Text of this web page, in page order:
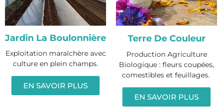
Jardin La Boulonnière
Exploitation maraîchère avec
culture en plein champs.
EN SAVOIR PLUS
Terre De Couleur
Production Agriculture
Biologique : fleurs coupées,
comestibles et feuillages.
EN SAVOIR PLUS